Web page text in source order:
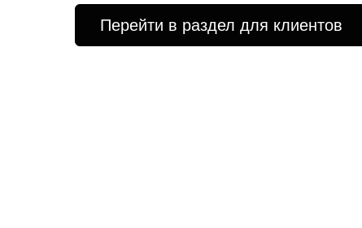
Перейти в раздел для клиентов